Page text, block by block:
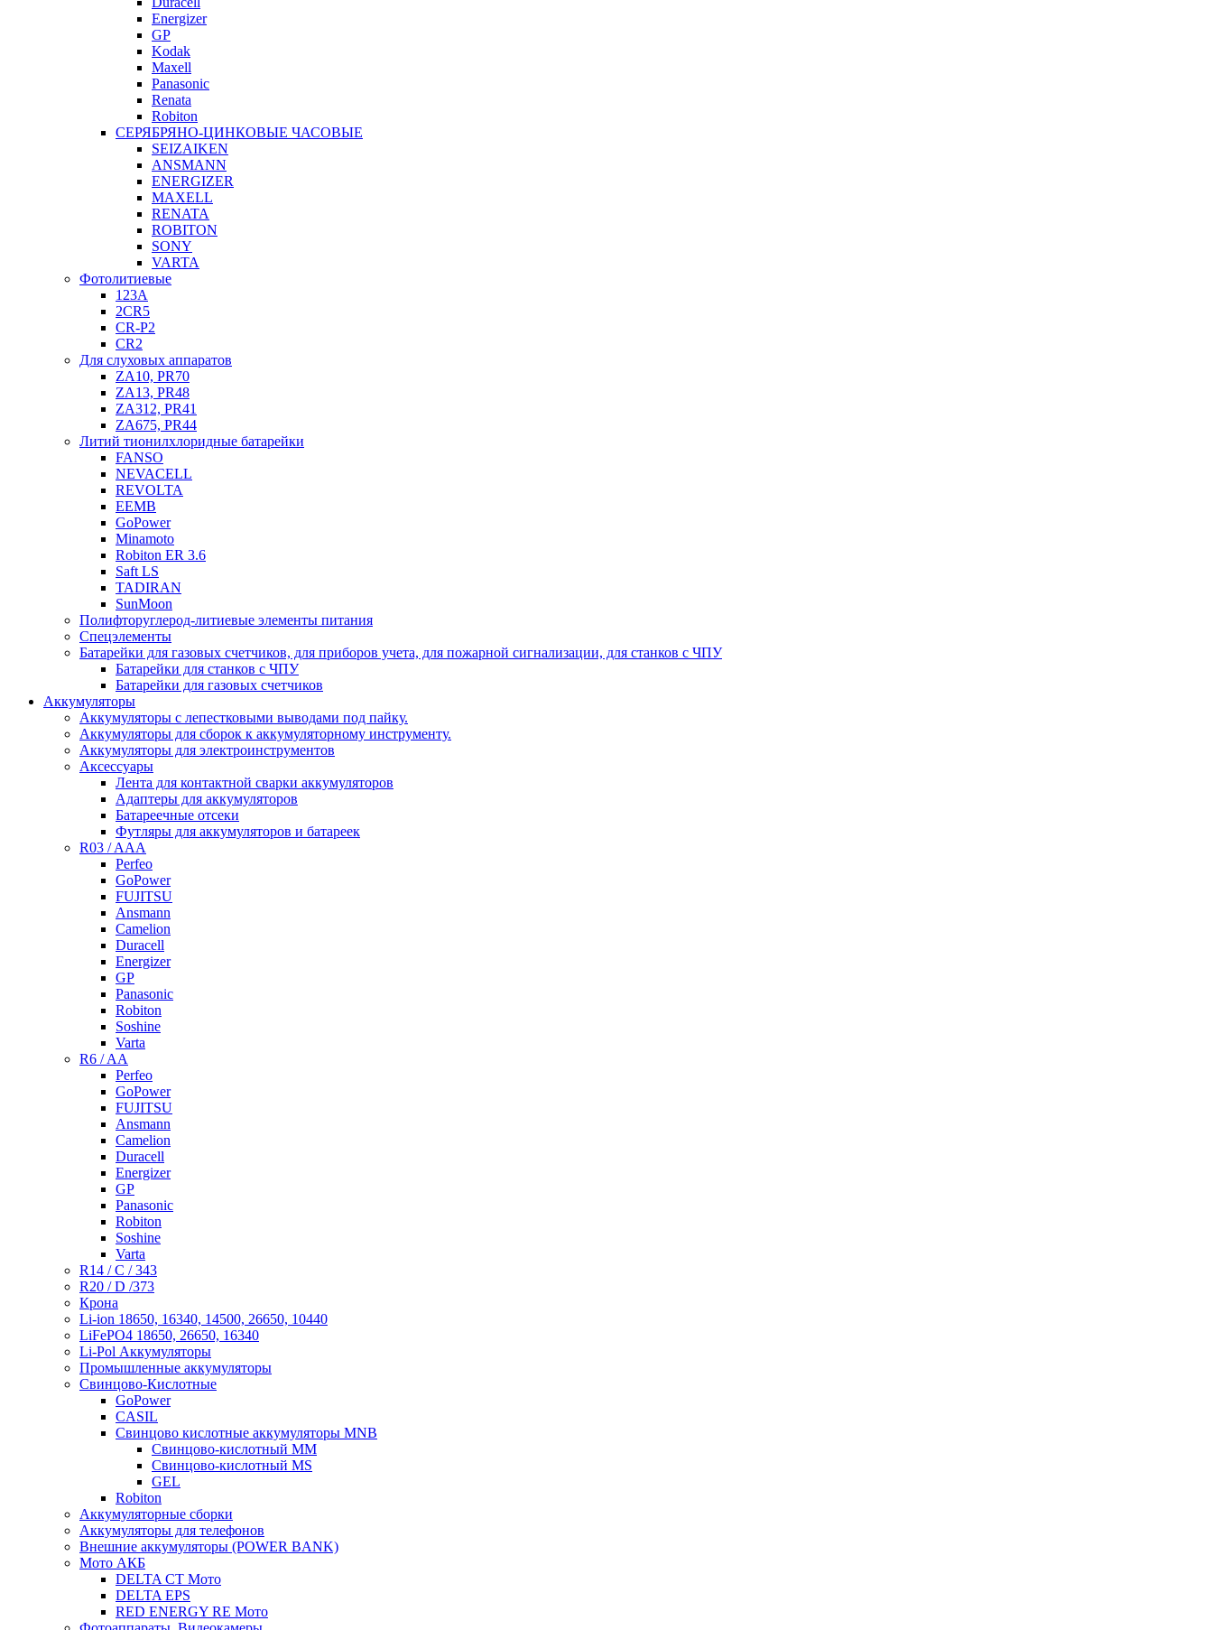
Energizer
GP
Kodak
Maxell
Panasonic
Renata
Robiton
СЕРЯБРЯНО-ЦИНКОВЫЕ ЧАСОВЫЕ
SEIZAIKEN
ANSMANN
ENERGIZER
MAXELL
RENATA
ROBITON
SONY
VARTA
Фотолитиевые
123A
2CR5
CR-P2
CR2
Для слуховых аппаратов
ZA10, PR70
ZA13, PR48
ZA312, PR41
ZA675, PR44
Литий тионилхлоридные батарейки
FANSO
NEVACELL
REVOLTA
EEMB
GoPower
Minamoto
Robiton ER 3.6
Saft LS
TADIRAN
SunMoon
Полифторуглерод-литиевые элементы питания
Спецэлементы
Батарейки для газовых счетчиков, для приборов учета, для пожарной сигнализации, для станков с ЧПУ
Батарейки для станков с ЧПУ
Батарейки для газовых счетчиков
Аккумуляторы
Аккумуляторы с лепестковыми выводами под пайку.
Аккумуляторы для сборок к аккумуляторному инструменту.
Аккумуляторы для электроинструментов
Аксессуары
Лента для контактной сварки аккумуляторов
Адаптеры для аккумуляторов
Батареечные отсеки
Футляры для аккумуляторов и батареек
R03 / AAA
Perfeo
GoPower
FUJITSU
Ansmann
Camelion
Duracell
Energizer
GP
Panasonic
Robiton
Soshine
Varta
R6 / AA
Perfeo
GoPower
FUJITSU
Ansmann
Camelion
Duracell
Energizer
GP
Panasonic
Robiton
Soshine
Varta
R14 / C / 343
R20 / D /373
Крона
Li-ion 18650, 16340, 14500, 26650, 10440
LiFePO4 18650, 26650, 16340
Li-Pol Аккумуляторы
Промышленные аккумуляторы
Свинцово-Кислотные
GoPower
CASIL
Свинцово кислотные аккумуляторы MNB
Cвинцово-кислотный MM
Cвинцово-кислотный MS
GEL
Robiton
Аккумуляторные сборки
Аккумуляторы для телефонов
Внешние аккумуляторы (POWER BANK)
Мото АКБ
DELTA CT Мото
DELTA EPS
RED ENERGY RE Мото